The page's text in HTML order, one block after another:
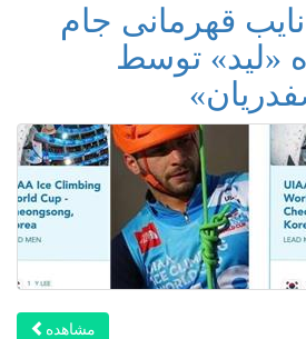
قهرمانی جام
«لید» توسط
مشاهده